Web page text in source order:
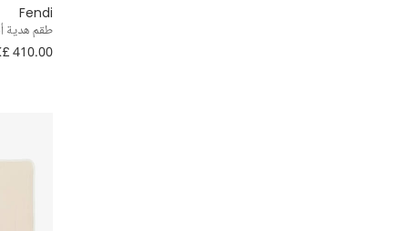
Fendi
طقم هدية
410.00